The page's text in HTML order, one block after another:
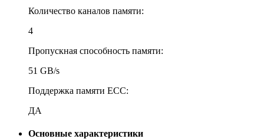
Количество каналов памяти:
4
Пропускная способность памяти:
51 GB/s
Поддержка памяти ECC:
ДА
Основные характеристики